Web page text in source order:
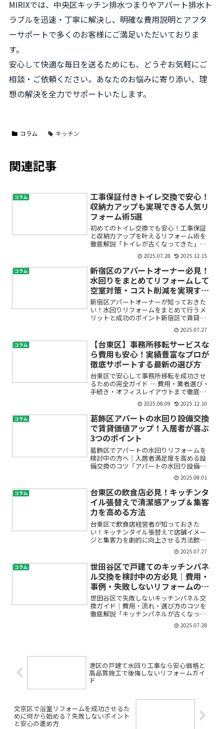
MIRIXでは、中央区キッチン排水つまりやアパート排水ト
ラブルを迅速・丁寧に解決し、明確な費用説明とアフタ
ーサポートで多くのお客様にご満足いただいておりま
す。
安心して快適な毎日を送るためにも、どうぞお気軽にご
相談・ご依頼ください。あなたのお悩みに寄り添い、理
想の解決を全力でサポートいたします。
コラム キッチン
関連記事
コラム
工事保証付きトイレ交換で安心！
収納力アップも実現できる人気リ
フォーム術5選
初めてのトイレ交換でも安心！工事保証
と収納力アップを叶えるリフォーム術を
徹底解説「トイレが古くなってきた」
「収納が足りなくて困っている」「交換
費用や保証期間など、わからないことが
多くて不安…」そんなお悩みはありませ
んか？初めてトイレリフォー...
2025.07.28 2025.12.15
コラム
新宿区のアパートオーナー必見！
水回りをまとめてリフォームして
空室対策・コスト削減を実現する
方法
新宿区アパートオーナーが知っておきた
い！水回りリフォームをまとめて行うメ
リットと成功のポイント新宿区で賃貸ア
パートを所有していると、「空室がなか
なか埋まらない」「水回り設備の老朽化
が気になる」「リフォーム費用がかさむ
のでは…」など、さまざま...
2025.07.27
コラム
【台東区】事務所移転サービスな
ら費用も安心！実績豊富なプロが
徹底サポートする最新の選び方
台東区で安心して事務所移転を成功させ
るための完全ガイド ― 費用・業者選び・
手続き・オフィスレイアウトまで徹底解
説事務所やオフィスの移転を検討してい
ると、「何から始めたらいいの？」「費
用はどれくらいかかる？」「信頼できる
移転業者の選び方が分...
2025.08.09 2025.12.10
コラム
葛飾区アパートの水回り設備交換
で賃貸価値アップ！入居者が喜ぶ
3つのポイント
葛飾区でアパートの水回りリフォームを
検討中の方へ｜入居者満足度を高める設
備交換のコツ「アパートの水回り設備が
古く、空室が増えてしまった」「費用が
どれくらいかかるのか分からず不安」
「どの部分を優先してリフォームしたら
よいか迷っている」――葛飾...
2025.08.01
コラム
台東区の飲食店必見！キッチンタ
イル張替えで清潔感アップ＆集客
力を高める方法
台東区で飲食店経営者が知っておきた
い！キッチンタイル張替えで店舗イメー
ジと集客力を劇的に向上させる方法飲食
店を経営していると、「厨房のタイルが
剥がれてきた」「床や壁の汚れやカビが
落ちない」「お客様に清潔感を感じても
らえているか心配」など、キ...
2025.07.27
コラム
世田谷区で戸建てのキッチンパネ
ル交換を検討中の方必見｜費用・
事例・失敗しないリフォームのポ
イント
世田谷区で失敗しないキッチンパネル交
換ガイド｜費用・流れ・選び方のコツを
徹底解説「キッチンパネルが古くなって
きた」「おしゃれでお手入れしやすいキ
ッチンにリフォームしたい」「世田谷区
2025.07.28
港区の戸建て水回り工事なら安心価格と
高品質施工で後悔しないリフォームガイ
ド
文京区で浴室リフォームを成功させるた
めに何から始める？失敗しないポイント
と安心の進め方